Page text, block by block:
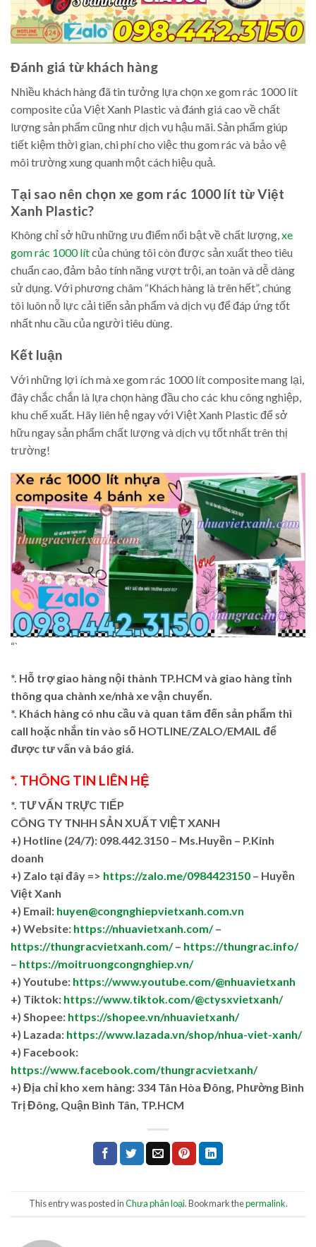
Đánh giá từ khách hàng
Nhiều khách hàng đã tin tưởng lựa chọn xe gom rác 1000 lít
composite của Việt Xanh Plastic và đánh giá cao về chất
lượng sản phẩm cũng như dịch vụ hậu mãi. Sản phẩm giúp
tiết kiệm thời gian, chi phí cho việc thu gom rác và bảo vệ
môi trường xung quanh một cách hiệu quả.
Tại sao nên chọn xe gom rác 1000 lít từ Việt
Xanh Plastic?
Không chỉ sở hữu những ưu điểm nổi bật về chất lượng,xe
gom rác 1000 lítcủa chúng tôi còn được sản xuất theo tiêu
chuẩn cao, đảm bảo tính năng vượt trội, an toàn và dễ dàng
sử dụng. Với phương châm “Khách hàng là trên hết”, chúng
tôi luôn nỗ lực cải tiến sản phẩm và dịch vụ để đáp ứng tốt
nhất nhu cầu của người tiêu dùng.
Kết luận
Với những lợi ích mà xe gom rác 1000 lít composite mang lại,
đây chắc chắn là lựa chọn hàng đầu cho các khu công nghiệp,
khu chế xuất. Hãy liên hệ ngay với Việt Xanh Plastic để sở
hữu ngay sản phẩm chất lượng và dịch vụ tốt nhất trên thị
trường!
“`
*. Hỗ trợ giao hàng nội thành TP.HCM và giao hàng tỉnh
thông qua chành xe/nhà xe vận chuyển.
*. Khách hàng có nhu cầu và quan tâm đến sản phẩm thì
call hoặc nhắn tin vào số HOTLINE/ZALO/EMAIL để
được tư vấn và báo giá.
*. THÔNG TIN LIÊN HỆ
*. TƯ VẤN TRỰC TIẾP
CÔNG TY TNHH SẢN XUẤT VIỆT XANH
+) Hotline (24/7): 098.442.3150 – Ms.Huyền – P.Kinh
doanh
+) Zalo tại đây => https://zalo.me/0984423150 – Huyền
Việt Xanh
+) Email: huyen@congnghiepvietxanh.com.vn
+) Website: https://nhuavietxanh.com/–
https://thungracvietxanh.com/– https://thungrac.info/
– https://moitruongcongnghiep.vn/
+) Youtube: https://www.youtube.com/@nhuavietxanh
+) Tiktok: https://www.tiktok.com/@ctysxvietxanh/
+) Shopee: https://shopee.vn/nhuavietxanh/
+) Lazada: https://www.lazada.vn/shop/nhua-viet-xanh/
+) Facebook:
https://www.facebook.com/thungracvietxanh/
+) Địa chỉ kho xem hàng: 334 Tân Hòa Đông, Phường Bình
Trị Đông, Quận Bình Tân, TP.HCM
This entry was posted inChưa phân loại. Bookmark thepermalink.